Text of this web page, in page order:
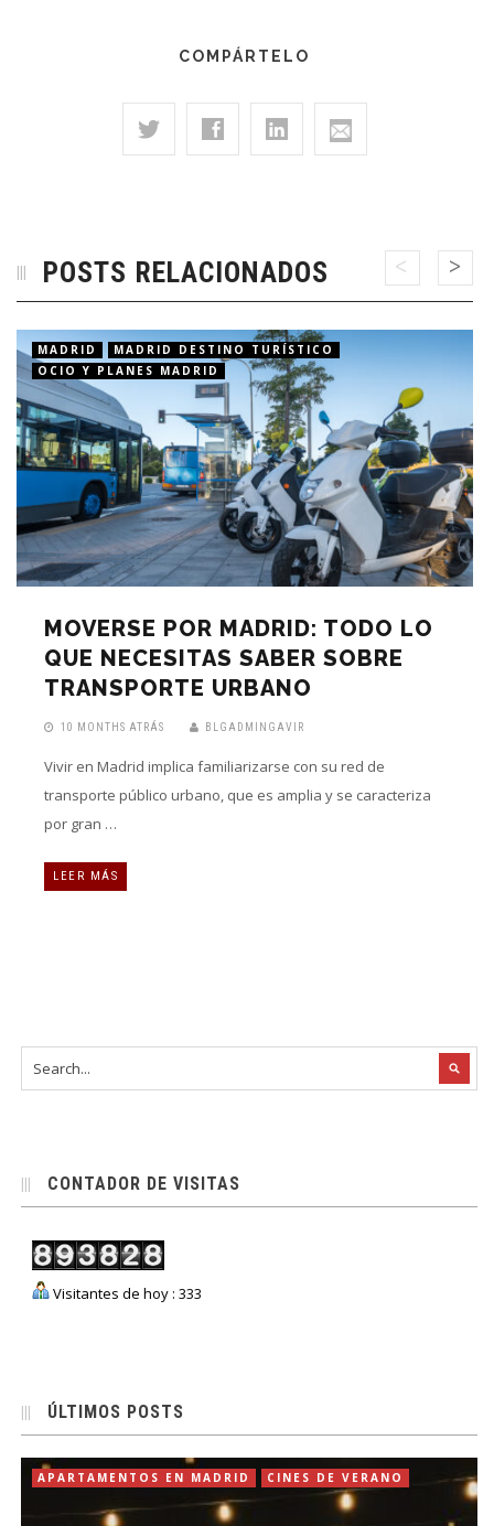
COMPÁRTELO
POSTS RELACIONADOS
MADRID
MADRID DESTINO TURÍSTICO
OCIO Y PLANES MADRID
MOVERSE POR MADRID: TODO LO
QUE NECESITAS SABER SOBRE
TRANSPORTE URBANO
10 MONTHS ATRÁS BLGADMINGAVIR
Vivir en Madrid implica familiarizarse con su red de
transporte público urbano, que es amplia y se caracteriza
por gran …
LEER MÁS
CONTADOR DE VISITAS
Visitantes de hoy : 333
ÚLTIMOS POSTS
APARTAMENTOS EN MADRID CINES DE VERANO